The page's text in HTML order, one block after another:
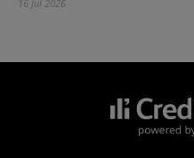
16 Jul 2026